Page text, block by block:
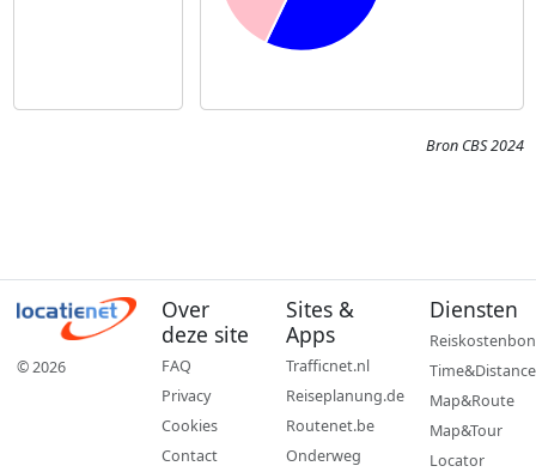
Bron CBS 2024
© 2026
Over
deze site
FAQ
Privacy
Cookies
Contact
Sites &
Apps
Trafficnet.nl
Reiseplanung.de
Routenet.be
Onderweg
Diensten
Reiskostenbon
Time&Distance
Map&Route
Map&Tour
Locator